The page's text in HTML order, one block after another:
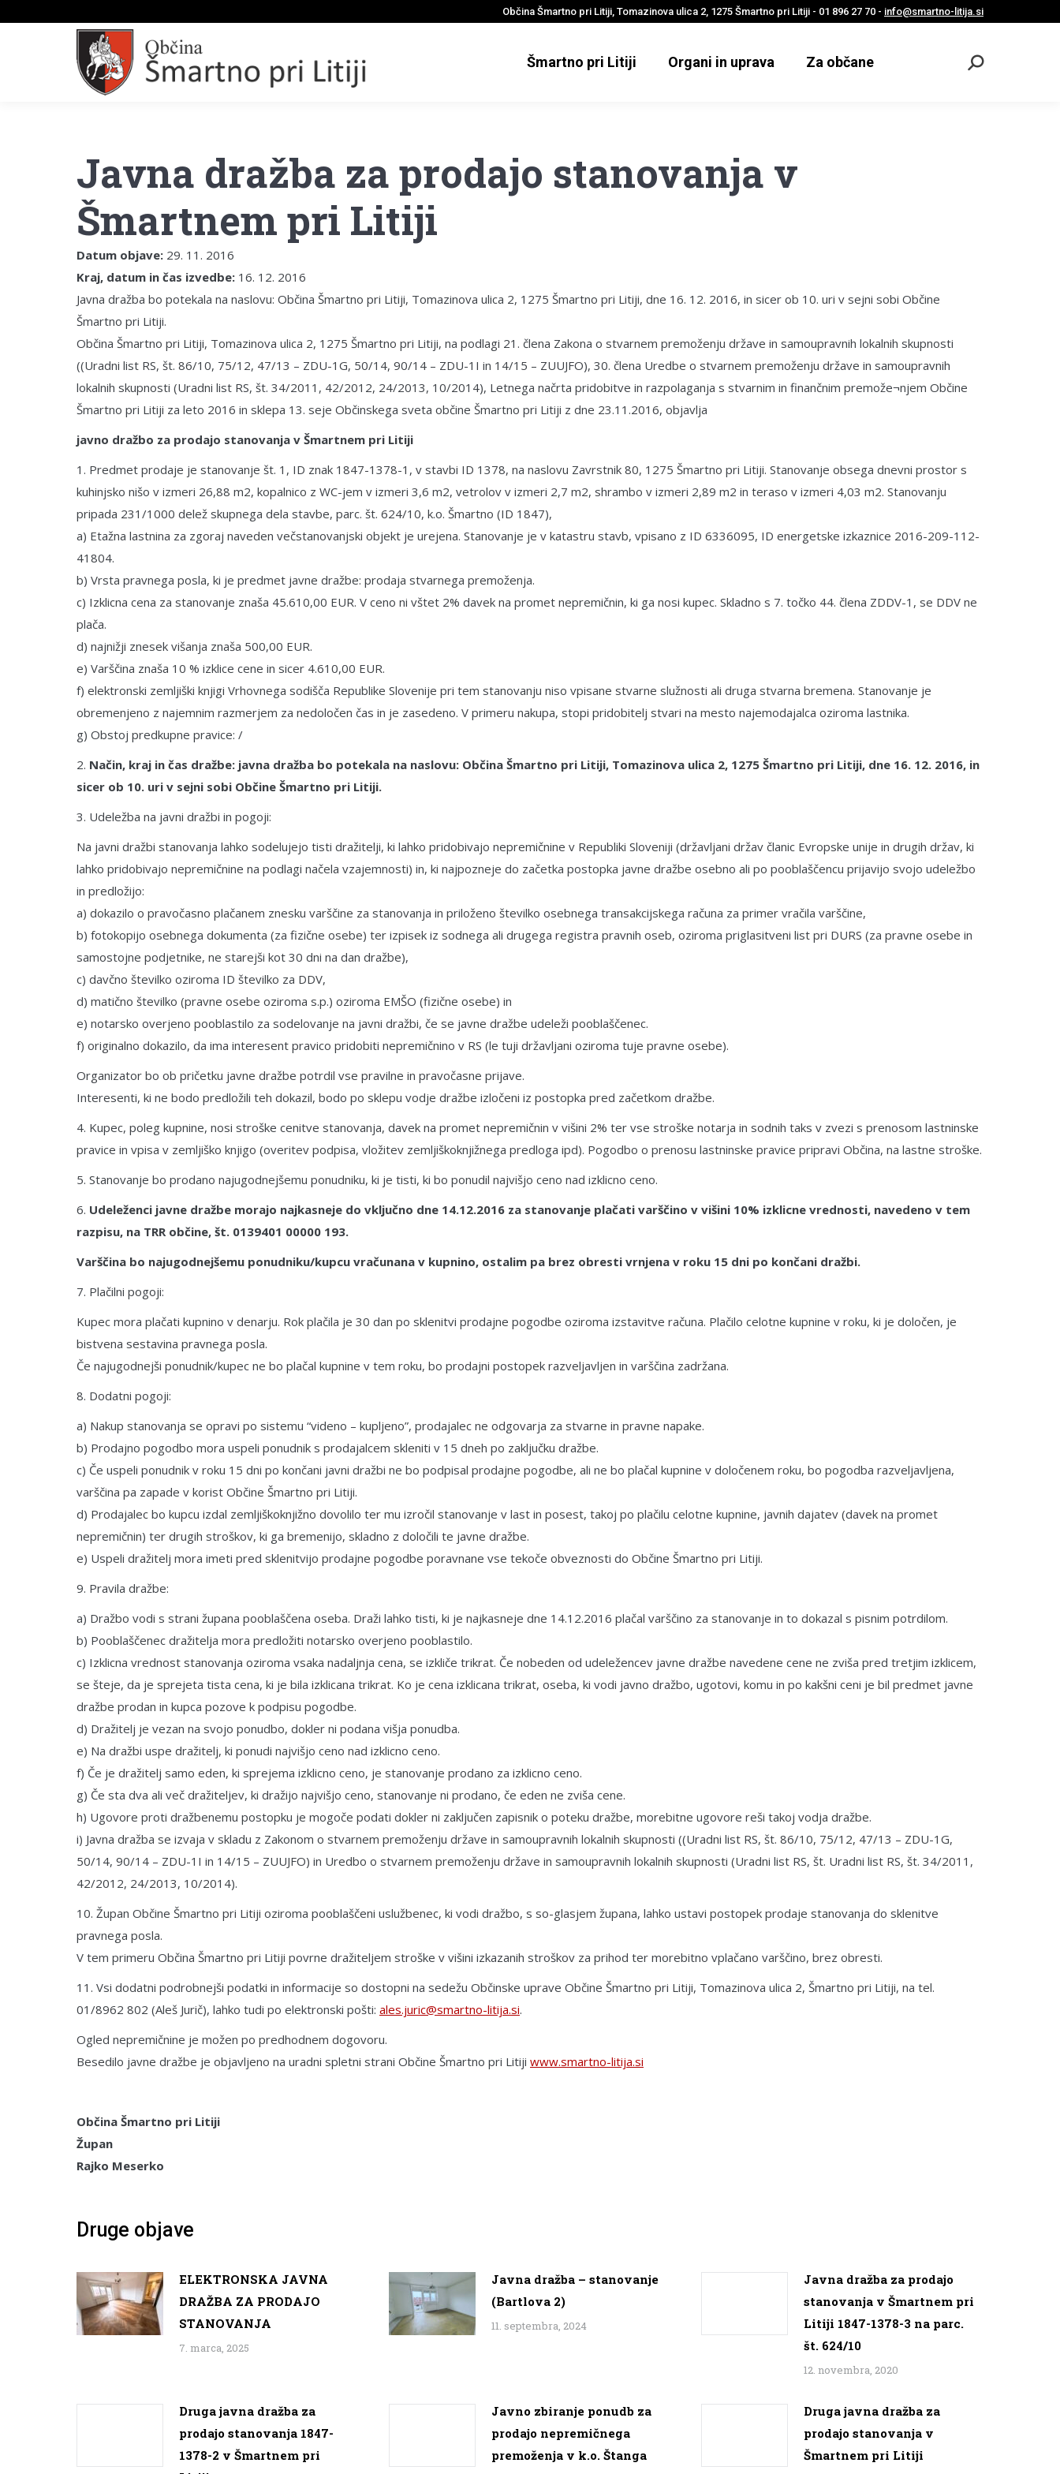
Občina Šmartno pri Litiji, Tomazinova ulica 2, 1275 Šmartno pri Litiji - 01 896 27 70 - info@smartno-litija.si
Šmartno pri Litiji Organi in uprava Za občane
Odpri
Javna dražba za prodajo stanovanja v
Šmartnem pri Litiji
Datum objave: 29. 11. 2016
Kraj, datum in čas izvedbe: 16. 12. 2016
Javna dražba bo potekala na naslovu: Občina Šmartno pri Litiji, Tomazinova ulica 2, 1275 Šmartno pri Litiji, dne 16. 12. 2016, in sicer ob 10. uri v sejni sobi Občine
Šmartno pri Litiji.
Občina Šmartno pri Litiji, Tomazinova ulica 2, 1275 Šmartno pri Litiji, na podlagi 21. člena Zakona o stvarnem premoženju države in samoupravnih lokalnih skupnosti
((Uradni list RS, št. 86/10, 75/12, 47/13 – ZDU-1G, 50/14, 90/14 – ZDU-1I in 14/15 – ZUUJFO), 30. člena Uredbe o stvarnem premoženju države in samoupravnih
lokalnih skupnosti (Uradni list RS, št. 34/2011, 42/2012, 24/2013, 10/2014), Letnega načrta pridobitve in razpolaganja s stvarnim in finančnim premože¬njem Občine
Šmartno pri Litiji za leto 2016 in sklepa 13. seje Občinskega sveta občine Šmartno pri Litiji z dne 23.11.2016, objavlja
javno dražbo za prodajo stanovanja v Šmartnem pri Litiji
1. Predmet prodaje je stanovanje št. 1, ID znak 1847-1378-1, v stavbi ID 1378, na naslovu Zavrstnik 80, 1275 Šmartno pri Litiji. Stanovanje obsega dnevni prostor s
kuhinjsko nišo v izmeri 26,88 m2, kopalnico z WC-jem v izmeri 3,6 m2, vetrolov v izmeri 2,7 m2, shrambo v izmeri 2,89 m2 in teraso v izmeri 4,03 m2. Stanovanju
pripada 231/1000 delež skupnega dela stavbe, parc. št. 624/10, k.o. Šmartno (ID 1847),
a) Etažna lastnina za zgoraj naveden večstanovanjski objekt je urejena. Stanovanje je v katastru stavb, vpisano z ID 6336095, ID energetske izkaznice 2016-209-112-
41804.
b) Vrsta pravnega posla, ki je predmet javne dražbe: prodaja stvarnega premoženja.
c) Izklicna cena za stanovanje znaša 45.610,00 EUR. V ceno ni vštet 2% davek na promet nepremičnin, ki ga nosi kupec. Skladno s 7. točko 44. člena ZDDV-1, se DDV ne
plača.
d) najnižji znesek višanja znaša 500,00 EUR.
e) Varščina znaša 10 % izklice cene in sicer 4.610,00 EUR.
f) elektronski zemljiški knjigi Vrhovnega sodišča Republike Slovenije pri tem stanovanju niso vpisane stvarne služnosti ali druga stvarna bremena. Stanovanje je
obremenjeno z najemnim razmerjem za nedoločen čas in je zasedeno. V primeru nakupa, stopi pridobitelj stvari na mesto najemodajalca oziroma lastnika.
g) Obstoj predkupne pravice: /
2. Način, kraj in čas dražbe: javna dražba bo potekala na naslovu: Občina Šmartno pri Litiji, Tomazinova ulica 2, 1275 Šmartno pri Litiji, dne 16. 12. 2016, in
sicer ob 10. uri v sejni sobi Občine Šmartno pri Litiji.
3. Udeležba na javni dražbi in pogoji:
Na javni dražbi stanovanja lahko sodelujejo tisti dražitelji, ki lahko pridobivajo nepremičnine v Republiki Sloveniji (državljani držav članic Evropske unije in drugih držav, ki
lahko pridobivajo nepremičnine na podlagi načela vzajemnosti) in, ki najpozneje do začetka postopka javne dražbe osebno ali po pooblaščencu prijavijo svojo udeležbo
in predložijo:
a) dokazilo o pravočasno plačanem znesku varščine za stanovanja in priloženo številko osebnega transakcijskega računa za primer vračila varščine,
b) fotokopijo osebnega dokumenta (za fizične osebe) ter izpisek iz sodnega ali drugega registra pravnih oseb, oziroma priglasitveni list pri DURS (za pravne osebe in
samostojne podjetnike, ne starejši kot 30 dni na dan dražbe),
c) davčno številko oziroma ID številko za DDV,
d) matično številko (pravne osebe oziroma s.p.) oziroma EMŠO (fizične osebe) in
e) notarsko overjeno pooblastilo za sodelovanje na javni dražbi, če se javne dražbe udeleži pooblaščenec.
f) originalno dokazilo, da ima interesent pravico pridobiti nepremičnino v RS (le tuji državljani oziroma tuje pravne osebe).
Organizator bo ob pričetku javne dražbe potrdil vse pravilne in pravočasne prijave.
Interesenti, ki ne bodo predložili teh dokazil, bodo po sklepu vodje dražbe izločeni iz postopka pred začetkom dražbe.
4. Kupec, poleg kupnine, nosi stroške cenitve stanovanja, davek na promet nepremičnin v višini 2% ter vse stroške notarja in sodnih taks v zvezi s prenosom lastninske
pravice in vpisa v zemljiško knjigo (overitev podpisa, vložitev zemljiškoknjižnega predloga ipd). Pogodbo o prenosu lastninske pravice pripravi Občina, na lastne stroške.
5. Stanovanje bo prodano najugodnejšemu ponudniku, ki je tisti, ki bo ponudil najvišjo ceno nad izklicno ceno.
6. Udeleženci javne dražbe morajo najkasneje do vključno dne 14.12.2016 za stanovanje plačati varščino v višini 10% izklicne vrednosti, navedeno v tem
razpisu, na TRR občine, št. 0139401 00000 193.
Varščina bo najugodnejšemu ponudniku/kupcu vračunana v kupnino, ostalim pa brez obresti vrnjena v roku 15 dni po končani dražbi.
7. Plačilni pogoji:
Kupec mora plačati kupnino v denarju. Rok plačila je 30 dan po sklenitvi prodajne pogodbe oziroma izstavitve računa. Plačilo celotne kupnine v roku, ki je določen, je
bistvena sestavina pravnega posla.
Če najugodnejši ponudnik/kupec ne bo plačal kupnine v tem roku, bo prodajni postopek razveljavljen in varščina zadržana.
8. Dodatni pogoji:
a) Nakup stanovanja se opravi po sistemu “videno – kupljeno”, prodajalec ne odgovarja za stvarne in pravne napake.
b) Prodajno pogodbo mora uspeli ponudnik s prodajalcem skleniti v 15 dneh po zaključku dražbe.
c) Če uspeli ponudnik v roku 15 dni po končani javni dražbi ne bo podpisal prodajne pogodbe, ali ne bo plačal kupnine v določenem roku, bo pogodba razveljavljena,
varščina pa zapade v korist Občine Šmartno pri Litiji.
d) Prodajalec bo kupcu izdal zemljiškoknjižno dovolilo ter mu izročil stanovanje v last in posest, takoj po plačilu celotne kupnine, javnih dajatev (davek na promet
nepremičnin) ter drugih stroškov, ki ga bremenijo, skladno z določili te javne dražbe.
e) Uspeli dražitelj mora imeti pred sklenitvijo prodajne pogodbe poravnane vse tekoče obveznosti do Občine Šmartno pri Litiji.
9. Pravila dražbe:
a) Dražbo vodi s strani župana pooblaščena oseba. Draži lahko tisti, ki je najkasneje dne 14.12.2016 plačal varščino za stanovanje in to dokazal s pisnim potrdilom.
b) Pooblaščenec dražitelja mora predložiti notarsko overjeno pooblastilo.
c) Izklicna vrednost stanovanja oziroma vsaka nadaljnja cena, se izkliče trikrat. Če nobeden od udeležencev javne dražbe navedene cene ne zviša pred tretjim izklicem,
se šteje, da je sprejeta tista cena, ki je bila izklicana trikrat. Ko je cena izklicana trikrat, oseba, ki vodi javno dražbo, ugotovi, komu in po kakšni ceni je bil predmet javne
dražbe prodan in kupca pozove k podpisu pogodbe.
d) Dražitelj je vezan na svojo ponudbo, dokler ni podana višja ponudba.
e) Na dražbi uspe dražitelj, ki ponudi najvišjo ceno nad izklicno ceno.
f) Če je dražitelj samo eden, ki sprejema izklicno ceno, je stanovanje prodano za izklicno ceno.
g) Če sta dva ali več dražiteljev, ki dražijo najvišjo ceno, stanovanje ni prodano, če eden ne zviša cene.
h) Ugovore proti dražbenemu postopku je mogoče podati dokler ni zaključen zapisnik o poteku dražbe, morebitne ugovore reši takoj vodja dražbe.
i) Javna dražba se izvaja v skladu z Zakonom o stvarnem premoženju države in samoupravnih lokalnih skupnosti ((Uradni list RS, št. 86/10, 75/12, 47/13 – ZDU-1G,
50/14, 90/14 – ZDU-1I in 14/15 – ZUUJFO) in Uredbo o stvarnem premoženju države in samoupravnih lokalnih skupnosti (Uradni list RS, št. Uradni list RS, št. 34/2011,
42/2012, 24/2013, 10/2014).
10. Župan Občine Šmartno pri Litiji oziroma pooblaščeni uslužbenec, ki vodi dražbo, s so-glasjem župana, lahko ustavi postopek prodaje stanovanja do sklenitve
pravnega posla.
V tem primeru Občina Šmartno pri Litiji povrne dražiteljem stroške v višini izkazanih stroškov za prihod ter morebitno vplačano varščino, brez obresti.
11. Vsi dodatni podrobnejši podatki in informacije so dostopni na sedežu Občinske uprave Občine Šmartno pri Litiji, Tomazinova ulica 2, Šmartno pri Litiji, na tel.
01/8962 802 (Aleš Jurič), lahko tudi po elektronski pošti: ales.juric@smartno-litija.si.
Ogled nepremičnine je možen po predhodnem dogovoru.
Besedilo javne dražbe je objavljeno na uradni spletni strani Občine Šmartno pri Litiji www.smartno-litija.si
Občina Šmartno pri Litiji
Župan
Rajko Meserko
Druge objave
ELEKTRONSKA JAVNA
DRAŽBA ZA PRODAJO
STANOVANJA
7. marca, 2025
Javna dražba – stanovanje
(Bartlova 2)
11. septembra, 2024
Javna dražba za prodajo
stanovanja v Šmartnem pri
Litiji 1847-1378-3 na parc.
št. 624/10
12. novembra, 2020
Druga javna dražba za
prodajo stanovanja 1847-
1378-2 v Šmartnem pri
Javno zbiranje ponudb za
prodajo nepremičnega
premoženja v k.o. Štanga
Druga javna dražba za
prodajo stanovanja v
Šmartnem pri Litiji